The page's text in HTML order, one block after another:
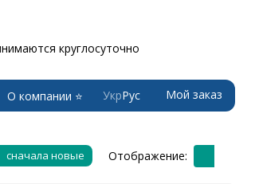
круглосуточно
О компании ⭐
УкрРус Мой заказ
сначала новые Отображение: